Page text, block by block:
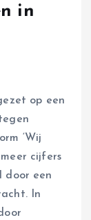
in
op een
‘Wij
cijfers
door een
In